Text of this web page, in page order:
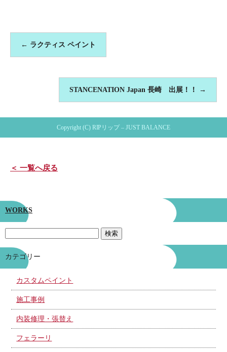
← ラクティス ペイント
STANCENATION Japan 長崎 出展！！ →
Copyright (C) RIPリップ – JUST BALANCE
＜ 一覧へ戻る
WORKS
カテゴリー
カスタムペイント
施工事例
内装修理・張替え
フェラーリ